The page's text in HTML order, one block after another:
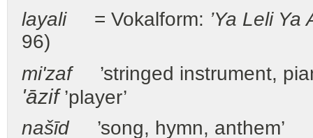
layali= Vokalform: ’Ya Leli Ya
96)
mi'zaf’stringed instrument,
'āzif’player’
našīd’song, hymn, anthem’